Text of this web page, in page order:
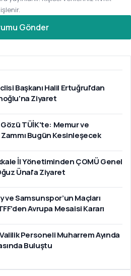
Gönder
Başkanı Halil Ertuğrul'dan
Ziyaret
Gözü TÜİK'te: Memur ve
Bugün Kesinleşecek
İl Yönetiminden ÇOMÜ Genel
Ünal'a Ziyaret
ve Samsunspor’un Maçları
Avrupa Mesaisi Kararı
Personeli Muharrem Ayında
Buluştu